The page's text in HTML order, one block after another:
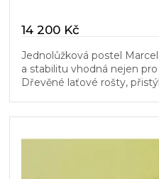
14 200 Kč
Jednolůžková postel
a stabilitu vhodná nejen
Dřevěné laťové rošty,